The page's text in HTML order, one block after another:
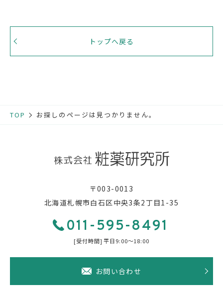
会社案内
採用情報
[受付時間] 平日9:00〜18:00
お問い合わせ
トップへ戻る
TOP お探しのページは見つかりません。
〒003-0013
北海道札幌市白石区中央3条2丁目1-35
011-595-8491
[受付時間] 平日9:00〜18:00
お問い合わせ